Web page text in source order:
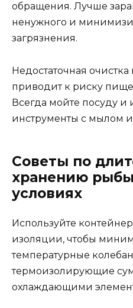
обращения. Лучше
ненужного и
загрязнения.
Недостаточная
приводит к риску
Всегда мойте посуду и
инструменты с мылом
Советы по
хранению
условиях
Используйте
изоляции, чтобы
температурные
термоизолирующие
охлаждающими